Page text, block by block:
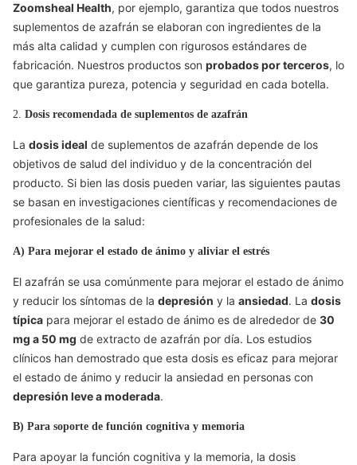
Zoomsheal Health, por ejemplo, garantiza que todos nuestros
suplementos de azafrán se elaboran con ingredientes de la
más alta calidad y cumplen con rigurosos estándares de
fabricación. Nuestros productos son probados por terceros, lo
que garantiza pureza, potencia y seguridad en cada botella.
2. Dosis recomendada de suplementos de azafrán
La dosis ideal de suplementos de azafrán depende de los
objetivos de salud del individuo y de la concentración del
producto. Si bien las dosis pueden variar, las siguientes pautas
se basan en investigaciones científicas y recomendaciones de
profesionales de la salud:
A) Para mejorar el estado de ánimo y aliviar el estrés
El azafrán se usa comúnmente para mejorar el estado de ánimo
y reducir los síntomas de la depresión y la ansiedad. La dosis
típica para mejorar el estado de ánimo es de alrededor de 30
mg a 50 mg de extracto de azafrán por día. Los estudios
clínicos han demostrado que esta dosis es eficaz para mejorar
el estado de ánimo y reducir la ansiedad en personas con
depresión leve a moderada.
B) Para soporte de función cognitiva y memoria
Para apoyar la función cognitiva y la memoria, la dosis